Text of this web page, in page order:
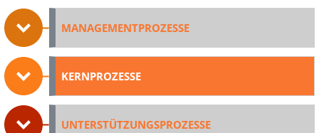
MANAGEMENTPROZESSE
KERNPROZESSE
UNTERSTÜTZUNGSPROZESSE